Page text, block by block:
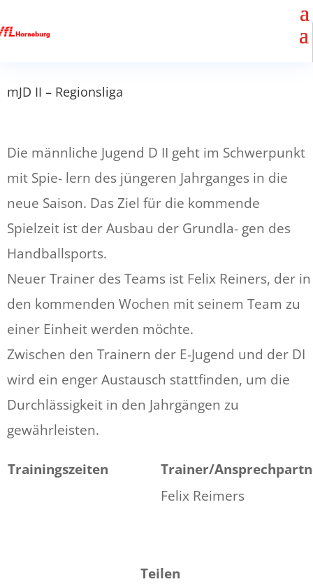
mJD II – Regionsliga
Die männliche Jugend D II geht im Schwerpunkt
mit Spie- lern des jüngeren Jahrganges in die
neue Saison. Das Ziel für die kommende
Spielzeit ist der Ausbau der Grundla- gen des
Handballsports.
Neuer Trainer des Teams ist Felix Reiners, der in
den kommenden Wochen mit seinem Team zu
einer Einheit werden möchte.
Zwischen den Trainern der E-Jugend und der DI
wird ein enger Austausch stattfinden, um die
Durchlässigkeit in den Jahrgängen zu
gewährleisten.
Trainingszeiten
Trainer/
Felix Reimers
Teilen